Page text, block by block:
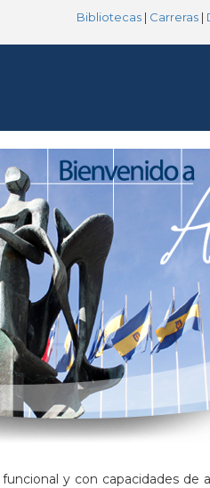
Bibliotecas | Carreras |
y con capacidades de